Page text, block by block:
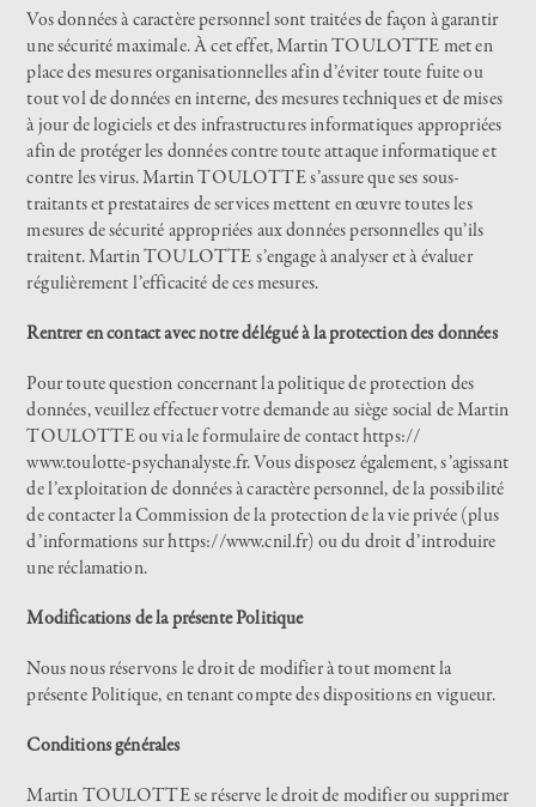
Vos données à caractère personnel sont traitées de façon à garantir
une sécurité maximale. À cet effet, Martin TOULOTTE met en
place des mesures organisationnelles afin d’éviter toute fuite ou
tout vol de données en interne, des mesures techniques et de mises
à jour de logiciels et des infrastructures informatiques appropriées
afin de protéger les données contre toute attaque informatique et
contre les virus. Martin TOULOTTE s’assure que ses sous-
traitants et prestataires de services mettent en œuvre toutes les
mesures de sécurité appropriées aux données personnelles qu’ils
traitent. Martin TOULOTTE s’engage à analyser et à évaluer
régulièrement l’efficacité de ces mesures.
Rentrer en contact avec notre délégué à la protection des données
Pour toute question concernant la politique de protection des
données, veuillez effectuer votre demande au siège social de Martin
TOULOTTE ou via le formulaire de contacthttps://
www.toulotte-psychanalyste.fr. Vous disposez également, s’agissant
de l’exploitation de données à caractère personnel, de la possibilité
de contacter la Commission de la protection de la vie privée (plus
d’informations surhttps://www.cnil.fr) ou du droit d’introduire
une réclamation.
Modifications de la présente Politique
Nous nous réservons le droit de modifier à tout moment la
présente Politique, en tenant compte des dispositions en vigueur.
Conditions générales
Martin TOULOTTE se réserve le droit de modifier ou supprimer